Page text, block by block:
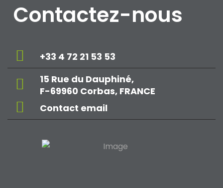
Contactez-nous
+33 4 72 21 53 53
15 Rue du Dauphiné,
F-69960 Corbas, FRANCE
Contact email